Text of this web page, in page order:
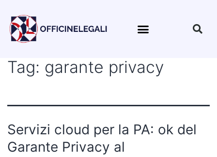
Tag: garante privacy
Servizi cloud per la PA: ok del
Garante Privacy al